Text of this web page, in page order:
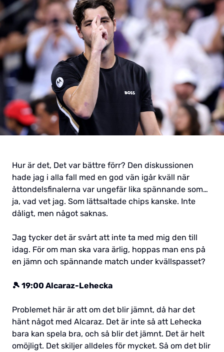
Hur är det, Det var bättre förr? Den diskussionen
hade jag i alla fall med en god vän igår kväll när
åttondelsfinalerna var ungefär lika spännande som…
ja, vad vet jag. Som lättsaltade chips kanske. Inte
dåligt, men något saknas.
Jag tycker det är svårt att inte ta med mig den till
idag. För om man ska vara ärlig, hoppas man ens på
en jämn och spännande match under kvällspasset?
🎾 19:00 Alcaraz-Lehecka
Problemet här är att om det blir jämnt, då har det
hänt något med Alcaraz. Det är inte så att Lehecka
bara kan spela bra, och så blir det jämnt. Det är helt
omöjligt. Det skiljer alldeles för mycket. Så om det blir